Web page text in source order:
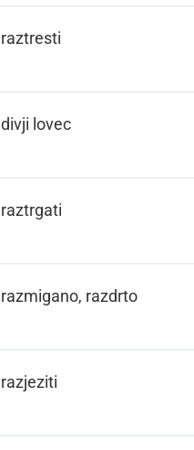
raztresti
divji lovec
raztrgati
razmigano, razdrto
razjeziti